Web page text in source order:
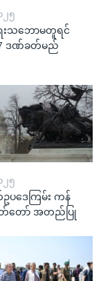
၂၅
းသဘောမတူရင်
ဒဏ်ခတ်မည်
၂၅
ပဒေကြမ်း ကန်
ော် အတည်ပြု